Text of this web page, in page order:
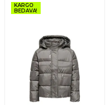
KARGO
BEDAVA!